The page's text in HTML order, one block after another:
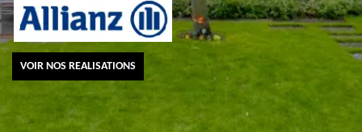
VOIR NOS REALISATIONS